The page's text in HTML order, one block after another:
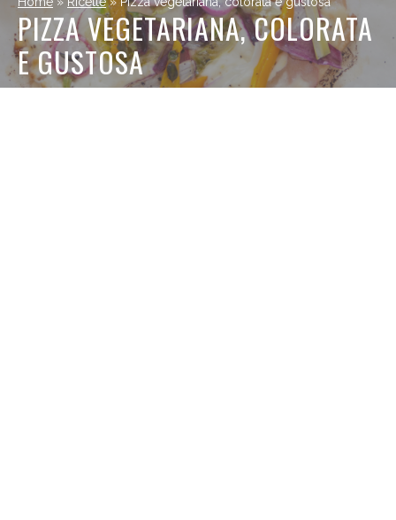
PIZZA VEGETARIANA, COLORATA
E GUSTOSA